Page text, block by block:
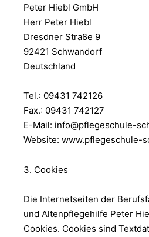
Peter Hiebl GmbH
Herr Peter Hiebl
Dresdner Straße 9
92421 Schwandorf
Deutschland
Tel.: 09431 742126
Fax.: 09431 742127
E-Mail: info@pflegeschule-
Website: www.pflegeschule-
3. Cookies
Die Internetseiten der
und Altenpflegehilfe Peter
Cookies. Cookies sind